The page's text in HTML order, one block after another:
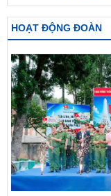
HOẠT ĐỘNG ĐOÀN